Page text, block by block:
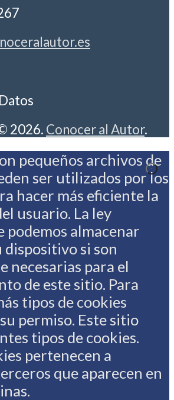
2026. Conocer al Autor.
pequeños archivos de
ser utilizados por los
hacer más eficiente la
usuario. La ley
podemos almacenar
dispositivo si son
necesarias para el
de este sitio. Para
tipos de cookies
permiso. Este sitio
tipos de cookies.
pertenecen a
que aparecen en